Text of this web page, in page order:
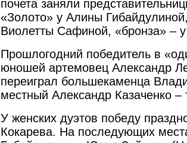
почета заняли
«Золото» у Алины
Виолетты Сафиной, «бронза» –
Прошлогодний победитель в
юношей артемовец Александр
переиграл большекаменца
местный Александр Казаченко –
У женских дуэтов победу
Кокарева. На последующих